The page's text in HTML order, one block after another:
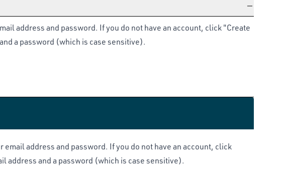
address and password. If you do not have an account, click "Create
a password (which is case sensitive).
address and password. If you do not have an account, click
address and a password (which is case sensitive).